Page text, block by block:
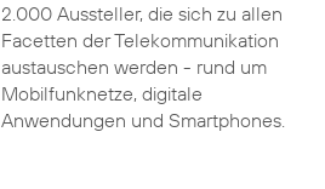
2.000 Aussteller, die sich zu allen
Facetten der Telekommunikation
austauschen werden - rund um
Mobilfunknetze, digitale
Anwendungen und Smartphones.